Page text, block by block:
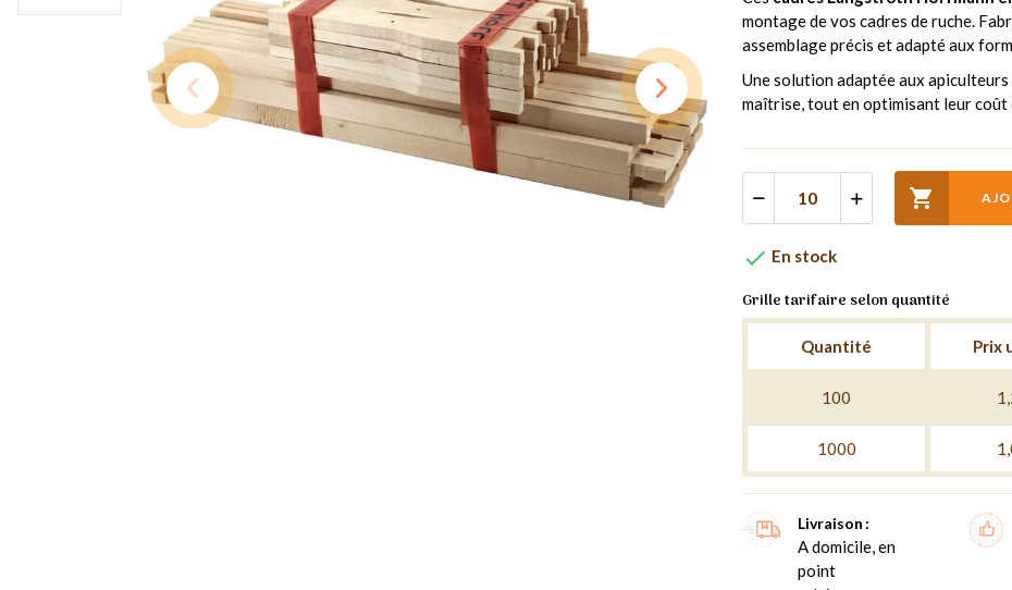
montage de vos cadres de ruche.
assemblage précis et adapté aux
Une solution adaptée aux
maîtrise, tout en optimisant leur

 En stock
Grille tarifaire selon quantité
Quantité Prix
100
1000
Livraison
A domicile, en
point